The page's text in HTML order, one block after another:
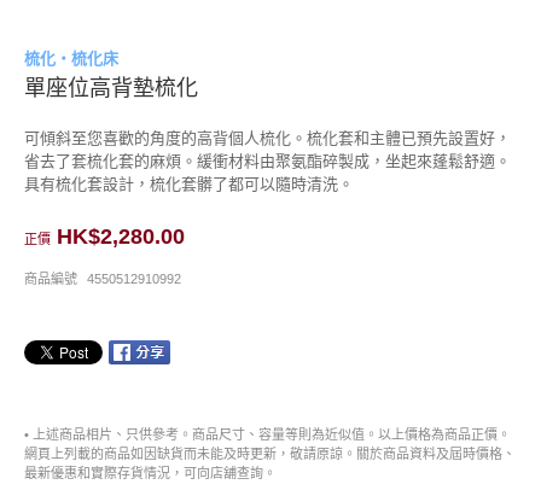
梳化・梳化床
單座位高背墊梳化
可傾斜至您喜歡的角度的高背個人梳化。梳化套和主體已預先設置好，
省去了套梳化套的麻煩。緩衝材料由聚氨酯碎製成，坐起來蓬鬆舒適。
具有梳化套設計，梳化套髒了都可以隨時清洗。
正價 HK$2,280.00
商品編號 4550512910992
• 上述商品相片、只供參考。商品尺寸、容量等則為近似值。以上價格為商品正價。
網頁上列載的商品如因缺貨而未能及時更新，敬請原諒。關於商品資料及屆時價格、
最新優惠和實際存貨情況，可向店舖查詢。